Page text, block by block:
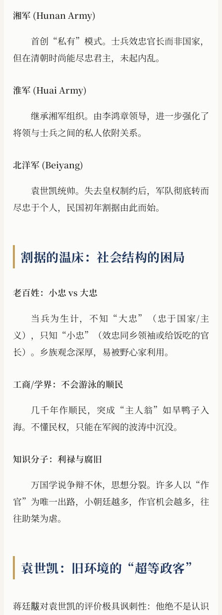
湘军 (Hunan Army)
首创“私有”模式。士兵效忠官长而非国家，
但在清朝时尚能尽忠君主，未起内乱。
淮军 (Huai Army)
继承湘军组织。由李鸿章领导，进一步强化了
将领与士兵之间的私人依附关系。
北洋军 (Beiyang)
袁世凯统帅。失去皇权制约后，军队彻底转而
尽忠于个人，民国初年割据由此而始。
割据的温床：社会结构的困局
老百姓：小忠 vs 大忠
当兵为生计，不知“大忠”（忠于国家/主
义），只知“小忠”（效忠同乡领袖或给饭吃的官
长）。乡族观念深厚，易被野心家利用。
工商/学界：不会游泳的顺民
几千年作顺民，突成“主人翁”如旱鸭子入
海。不懂民权，只能在军阀的波涛中沉没。
知识分子：利禄与腐旧
万国学说争辩不休，思想分裂。许多人以“作
官”为唯一出路，小朝廷越多，作官机会越多，往
往助桀为虐。
袁世凯：旧环境的“超等政客”
蒋廷黻对袁世凯的评价极具讽刺性：他绝不是认识